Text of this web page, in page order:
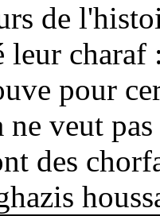
de
leur
pour
veut
des